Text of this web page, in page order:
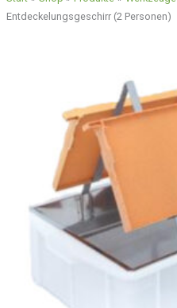
Entdeckelungsgeschirr (2 Personen)